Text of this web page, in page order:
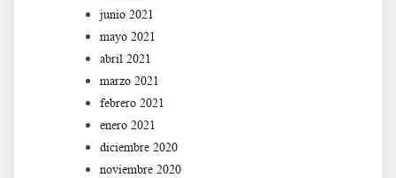
junio 2021
mayo 2021
abril 2021
marzo 2021
febrero 2021
enero 2021
diciembre 2020
noviembre 2020